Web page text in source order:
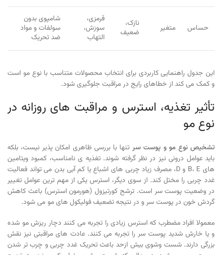
حساس متغیر
نازک،
ضعیف
قرمزی،
سوزش،
التهاب
شامپوی بدون
سولفات و مواد
ضد تحریک
این جدول راهنمایی کاربردی برای انتخاب محصولات متناسب با نوع مو است
و کمک می کند از خطاهای رایج در مراقبت جلوگیری شود.
تأثیر تغذیه، استرس و مراقبت های روزانه در
نوع مو
تشخیص نوع مو و پوست سرتنها با بررسی ظاهری امکان پذیر نیست، بلکه
باید عوامل درونی نیز در نظر گرفته شوند. تغذیه ی نامناسب، کمبود ویتامین
های B، E و D، مصرف زیاد چربی های اشباع یا کم آبی بدن می تواند فعالیت
غدد چربی را مختل کند. از سوی دیگر، استرس یکی از مهم ترین عوامل تغییر
در وضعیت پوست سر است. ترشح کورتیزول (هورمون استرس) باعث کاهش
گردش خون در پوست سر و در نتیجه تضعیف فولیکول های مو می شود.
معمولا افراد مضطرب که استرس زیادی را تجربه می کنند دچار ریزش مو شده
و یا خارش شدید پوست سر را تجربه می کنند. عادت های مراقبتی نیز نقش
بزرگی دارند. شست وشوی بیش ازحد باعث تحریک غدد چربی و چرب تر شدن